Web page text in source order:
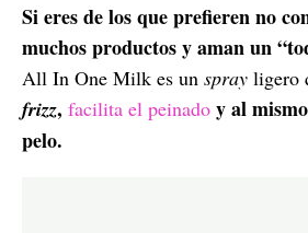
Si eres de los que prefieren no
muchos productos y aman un
All In One Milk es un spray ligero
frizz, facilita el peinado y al
pelo.